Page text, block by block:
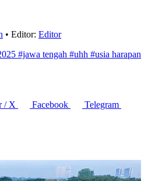
• Editor: Editor
#jawa tengah #uhh #usia harapan
/ X Facebook
Telegram